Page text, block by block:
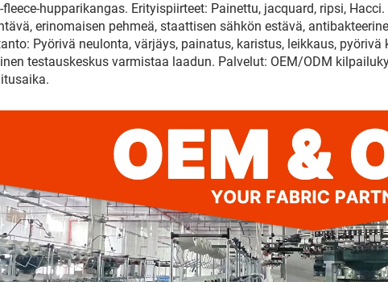
fleece-hupparikangas. Erityispiirteet: Painettu, jacquard, ripsi,
erinomaisen pehmeä, staattisen sähkön estävä,
Pyörivä neulonta, värjäys, painatus, karistus, leikkaus,
testauskeskus varmistaa laadun. Palvelut: OEM/ODM